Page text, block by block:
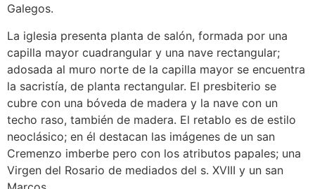
Galegos.
La iglesia presenta planta de salón, formada por una
capilla mayor cuadrangular y una nave rectangular;
adosada al muro norte de la capilla mayor se encuentra
la sacristía, de planta rectangular. El presbiterio se
cubre con una bóveda de madera y la nave con un
techo raso, también de madera. El retablo es de estilo
neoclásico; en él destacan las imágenes de un san
Cremenzo imberbe pero con los atributos papales; una
Virgen del Rosario de mediados del s. XVIII y un san